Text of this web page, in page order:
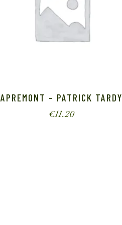
APREMONT – PATRICK TARDY
€11.20